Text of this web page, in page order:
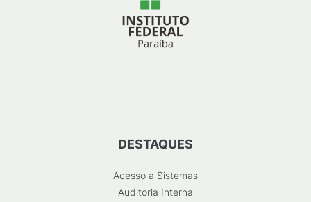
DESTAQUES
Acesso a Sistemas
Auditoria Interna